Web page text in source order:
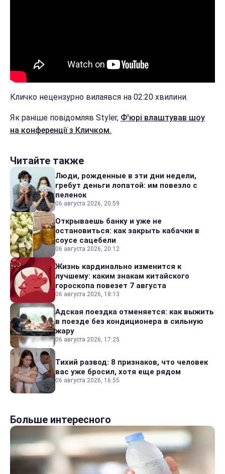
Кличко нецензурно вилаявся на 02:20 хвилини.
Як раніше повідомляв Styler, Ф'юрі влаштував шоу
на конференції з Кличком.
Читайте также
Люди, рожденные в эти дни недели,
гребут деньги лопатой: им повезло с
пеленок
06 августа 2026, 20:59
Открываешь банку и уже не
остановиться: как закрыть кабачки в
соусе сацебели
06 августа 2026, 20:12
Жизнь кардинально изменится к
лучшему: каким знакам китайского
гороскопа повезет 7 августа
06 августа 2026, 18:13
Адская поездка отменяется: как выжить
в поезде без кондиционера в сильную
жару
06 августа 2026, 17:25
Тихий развод: 8 признаков, что человек
вас уже бросил, хотя еще рядом
06 августа 2026, 16:55
Больше интересного